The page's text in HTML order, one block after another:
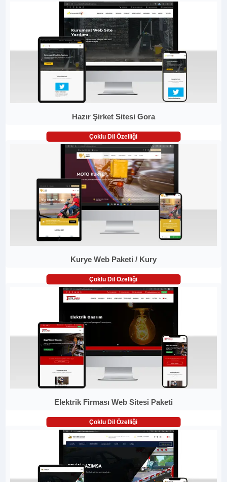
Hazır Şirket Sitesi Gora
Çoklu Dil Özelliği
Kurye Web Paketi / Kury
Çoklu Dil Özelliği
Elektrik Firması Web Sitesi Paketi
Çoklu Dil Özelliği